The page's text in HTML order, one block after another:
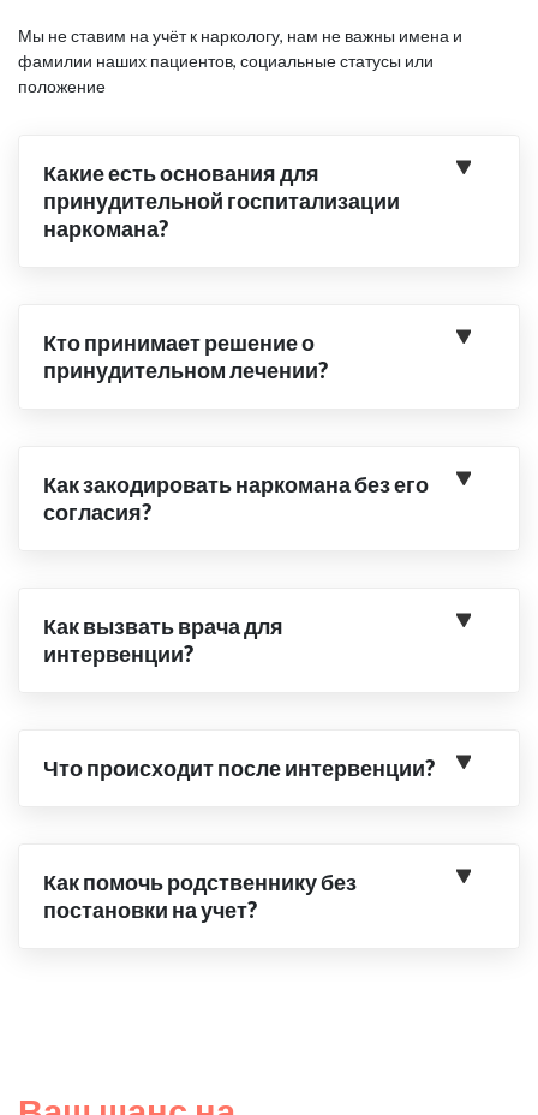
Мы не ставим на учёт к наркологу, нам не важны имена и
фамилии наших пациентов, социальные статусы или
положение
Какие есть основания для
принудительной госпитализации
наркомана?
Кто принимает решение о
принудительном лечении?
Как закодировать наркомана без его
согласия?
Как вызвать врача для
интервенции?
Что происходит после интервенции?
Как помочь родственнику без
постановки на учет?